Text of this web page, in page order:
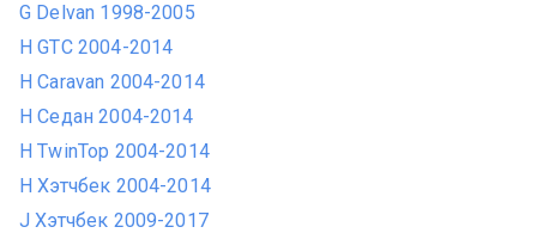
G Delvan 1998-2005
H GTC 2004-2014
H Caravan 2004-2014
H Седан 2004-2014
H TwinTop 2004-2014
H Хэтчбек 2004-2014
J Хэтчбек 2009-2017